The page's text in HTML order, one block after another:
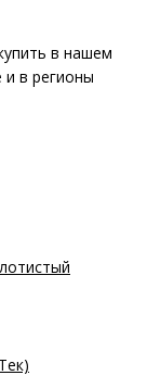
в нашем
и в регионы